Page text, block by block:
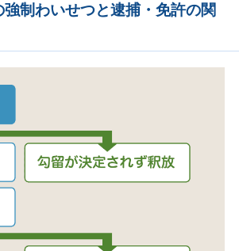
強制わいせつと逮捕・免許の関